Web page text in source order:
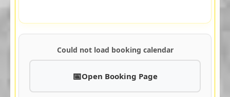
Could not load booking calendar
Open Booking Page